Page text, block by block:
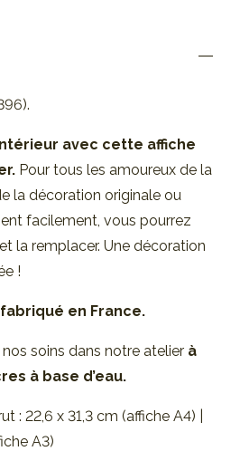
avec cette affiche
Pour tous les amoureux de la
la décoration originale ou
facilement, vous pourrez
la remplacer. Une décoration
!
en France.
soins dans notre atelier à
à base d’eau.
: 22,6 x 31,3 cm (affiche A4) |
A3)